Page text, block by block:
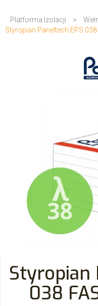
Platforma Izolacji >
Styropian Paneltech EPS 038
Styropian
038